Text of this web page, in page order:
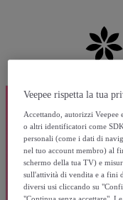
Veepee rispetta la tua
Accettando, autorizzi
o altri identificatori come
personali (come i dati di
nel tuo account membro) al
schermo della tua TV) e
sull'attività di vendita e a fini
diversi usi cliccando su